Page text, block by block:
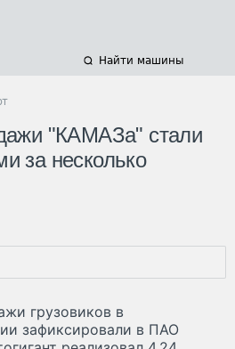
Найти машины
"КАМАЗа" стали
за несколько
грузовиков в
зафиксировали в ПАО